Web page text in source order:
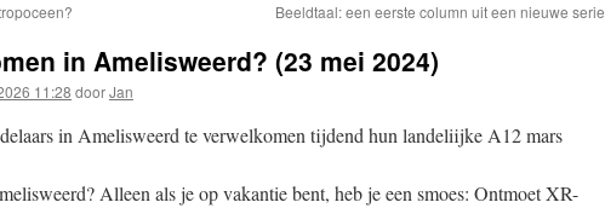
Beeldtaal: een eerste column uit een nieuwe serie
in Amelisweerd? (23 mei 2024)
11:28 doorJan
in Amelisweerd te verwelkomen tijdend hun landeliijke A12 mars
Alleen als je op vakantie bent, heb je een smoes: Ontmoet XR-